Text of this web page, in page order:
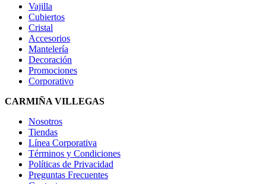
Vajilla
Cubiertos
Cristal
Accesorios
Mantelería
Decoración
Promociones
Corporativo
CARMIÑA VILLEGAS
Nosotros
Tiendas
Línea Corporativa
Términos y Condiciones
Políticas de Privacidad
Preguntas Frecuentes